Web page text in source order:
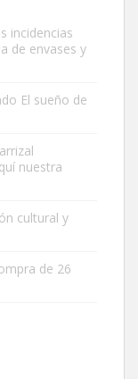
de un mes,
incidencias
de envases y
El sueño de
nuestra
cultural y
de 26